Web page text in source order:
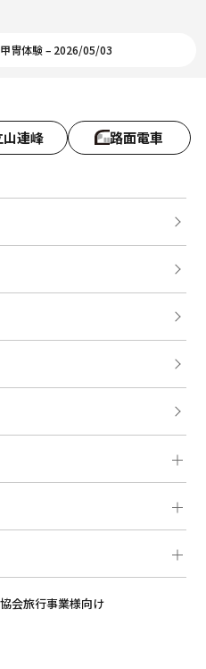
冑体験 – 2026/05/03
山連峰 路面電車
会旅行事業様向け